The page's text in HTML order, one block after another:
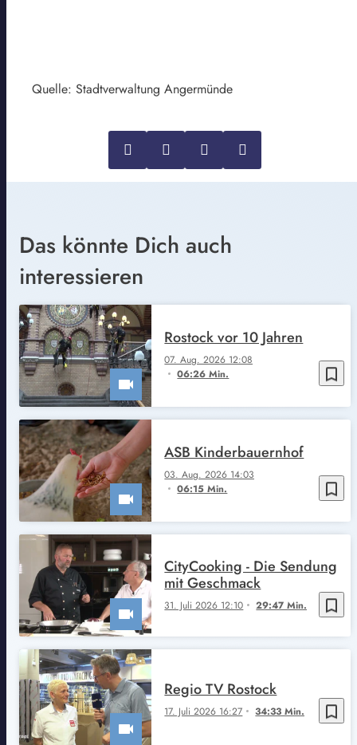
Quelle: Stadtverwaltung Angermünde
Das könnte Dich auch
interessieren
bookmark_border
07. Aug. 2026 12:08
06:26 Min.
Rostock vor 10 Jahren
bookmark_border
03. Aug. 2026 14:03
06:15 Min.
ASB Kinderbauernhof
bookmark_border
31. Juli 2026 12:10 29:47 Min.
CityCooking - Die Sendung
mit Geschmack
bookmark_border
17. Juli 2026 16:27 34:33 Min.
Regio TV Rostock